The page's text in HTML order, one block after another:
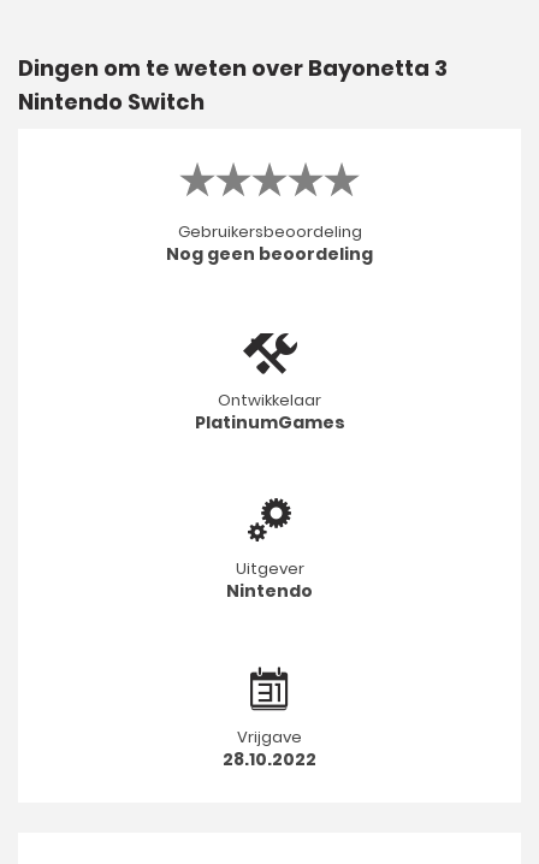
Dingen om te weten over Bayonetta 3
Nintendo Switch
Gebruikersbeoordeling
Nog geen beoordeling
Ontwikkelaar
PlatinumGames
Uitgever
Nintendo
Vrijgave
28.10.2022